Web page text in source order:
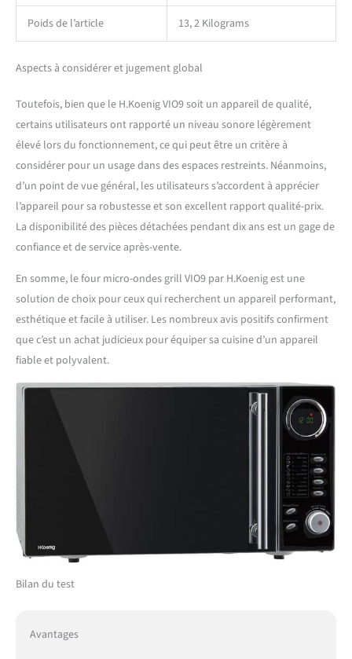
Poids de l’article 13, 2 Kilograms
Aspects à considérer et jugement global
Toutefois, bien que le H.Koenig VIO9 soit un appareil de qualité,
certains utilisateurs ont rapporté un niveau sonore légèrement
élevé lors du fonctionnement, ce qui peut être un critère à
considérer pour un usage dans des espaces restreints. Néanmoins,
d’un point de vue général, les utilisateurs s’accordent à apprécier
l’appareil pour sa robustesse et son excellent rapport qualité-prix.
La disponibilité des pièces détachées pendant dix ans est un gage de
confiance et de service après-vente.
En somme, le four micro-ondes grill VIO9 par H.Koenig est une
solution de choix pour ceux qui recherchent un appareil performant,
esthétique et facile à utiliser. Les nombreux avis positifs confirment
que c’est un achat judicieux pour équiper sa cuisine d’un appareil
fiable et polyvalent.
Bilan du test
Avantages